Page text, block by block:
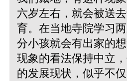
六岁左右，就会被送
育。在当地寺院学习
分小孩就会有出家的
现象的看法保持中立
的发展现状，似乎不